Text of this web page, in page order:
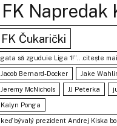
FK Napredak
FK Čukarički
gata să zguduie Liga 1!”...citește
Jacob Bernard-Docker Jake
Jeremy McNichols JJ Peterka
Kalyn Ponga
keď bývalý prezident Andrej Kiska